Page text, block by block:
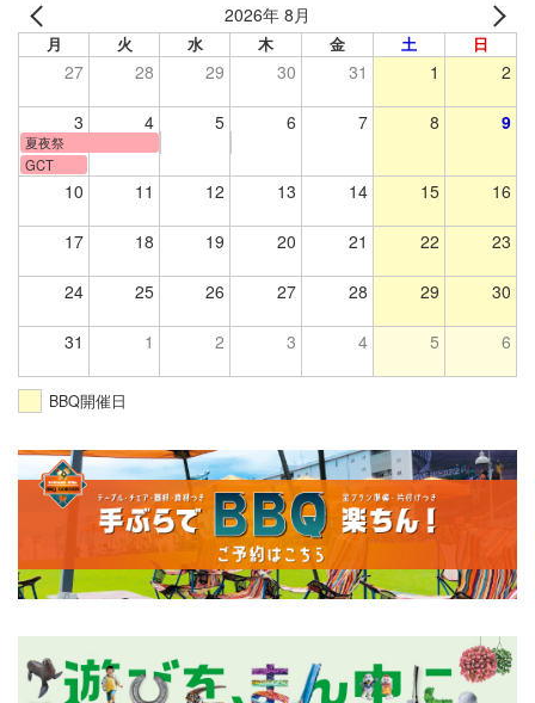
2026年 8月
月 火 水 木 金 土 日
27 28 29 30 31 1 2
3 4 5 6 7 8 9
夏夜祭
GCT
10 11 12 13 14 15 16
17 18 19 20 21 22 23
24 25 26 27 28 29 30
31 1 2 3 4 5 6
BBQ開催日